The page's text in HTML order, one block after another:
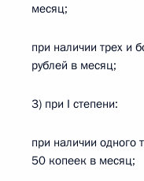
месяц;
при наличии трех и
рублей в месяц;
3) при I степени:
при наличии одного
50 копеек в месяц;